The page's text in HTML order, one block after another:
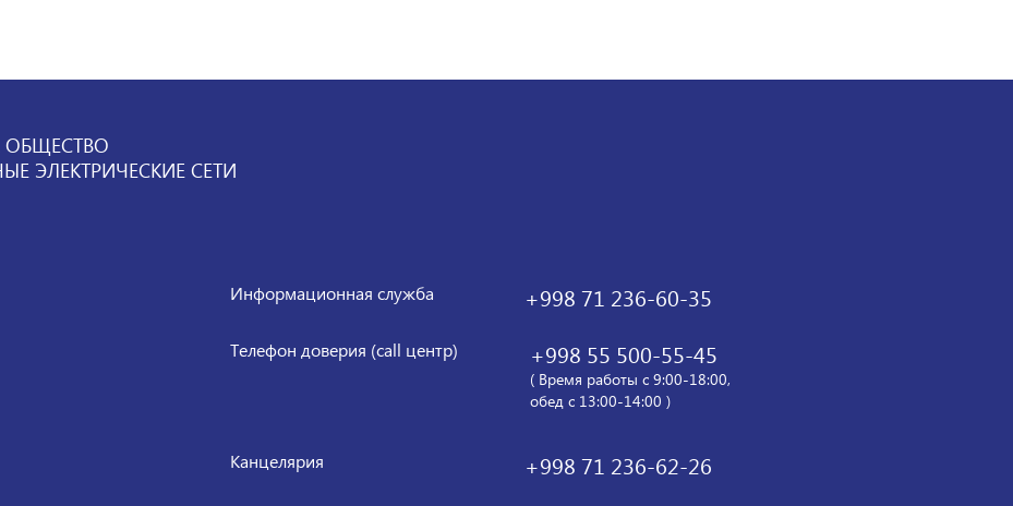
ЭЛЕКТРИЧЕСКИЕ СЕТИ
Информационная служба +998 71 236-60-35
Телефон доверия (call центр) +998 55 500-55-45
( Время работы с 9:00-18:00,
обед с 13:00-14:00 )
Канцелярия +998 71 236-62-26